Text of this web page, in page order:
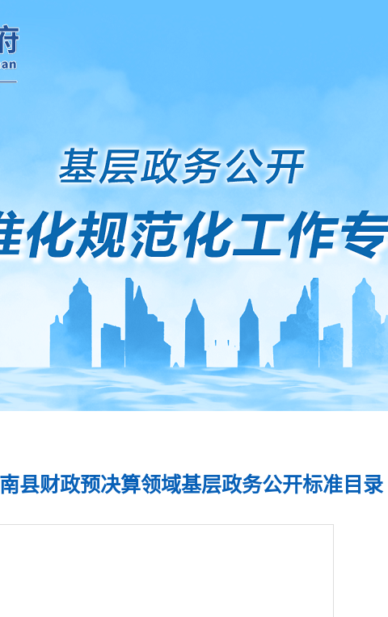
县财政预决算领域基层政务公开标准目录